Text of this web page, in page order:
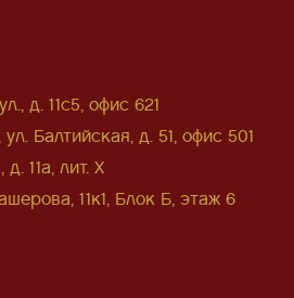
д. 11с5, офис 621
Балтийская, д. 51, офис 501
11а, лит. Х
11к1, Блок Б, этаж 6